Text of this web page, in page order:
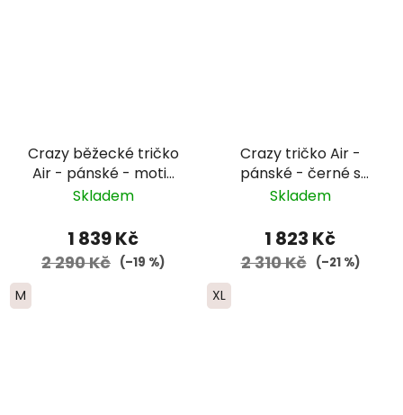
Crazy běžecké tričko
Air - pánské - motiv
lesa
Skladem
1 839 Kč
2 290 Kč (–19 %)
M
Crazy tričko Air -
pánské - černé s
motivem plakátu s
Skladem
1 823 Kč
2 310 Kč (–21 %)
XL